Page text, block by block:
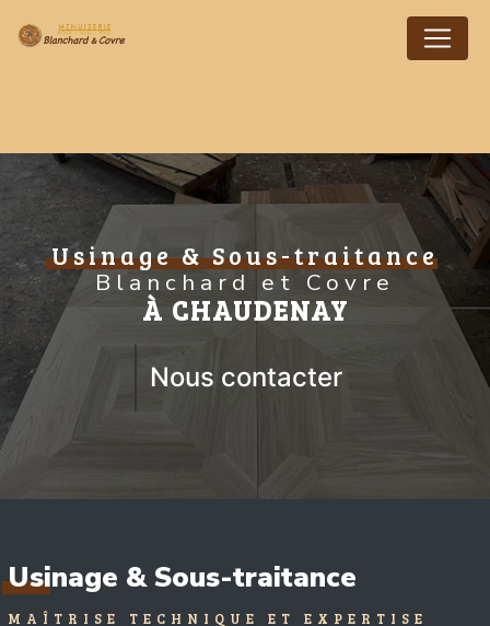
Usinage & Sous-traitance
Blanchard et Covre
À CHAUDENAY
Nous contacter
Usinage & Sous-traitance
MAÎTRISE TECHNIQUE ET EXPERTISE